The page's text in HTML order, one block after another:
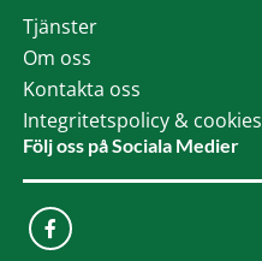
Tjänster
Om oss
Kontakta oss
Integritetspolicy & cookies
Följ oss på Sociala Medier